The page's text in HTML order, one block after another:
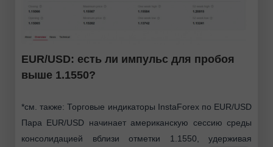
EUR/USD: есть ли импульс для пробоя
выше 1.1550?
*см. также: Торговые индикаторы InstaForex по EUR/USD
Пара EUR/USD начинает американскую сессию среды
консолидацией вблизи отметки 1.1550, удерживая